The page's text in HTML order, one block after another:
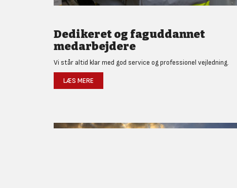
Dedikeret og faguddannet
medarbejdere
Vi står altid klar med god service og professionel vejledning.
LÆS MERE